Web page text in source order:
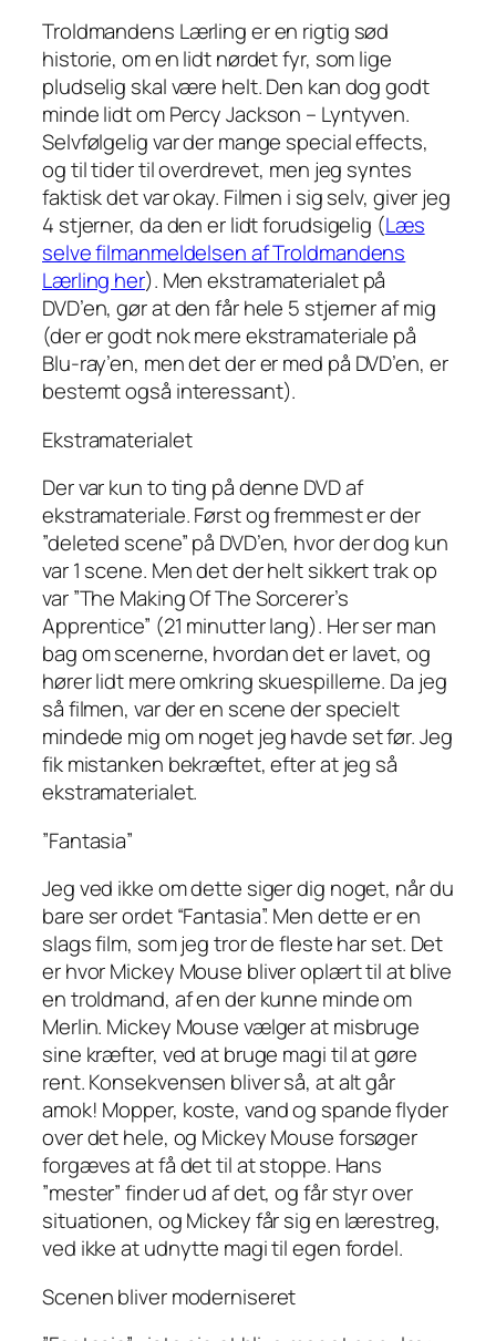
Troldmandens Lærling er en rigtig sød
historie, om en lidt nørdet fyr, som lige
pludselig skal være helt. Den kan dog godt
minde lidt om Percy Jackson – Lyntyven.
Selvfølgelig var der mange special effects,
og til tider til overdrevet, men jeg syntes
faktisk det var okay. Filmen i sig selv, giver jeg
4 stjerner, da den er lidt forudsigelig (Læs
selve filmanmeldelsen af Troldmandens
Lærling her). Men ekstramaterialet på
DVD’en, gør at den får hele 5 stjerner af mig
(der er godt nok mere ekstramateriale på
Blu-ray’en, men det der er med på DVD’en, er
bestemt også interessant).
Ekstramaterialet
Der var kun to ting på denne DVD af
ekstramateriale. Først og fremmest er der
”deleted scene” på DVD’en, hvor der dog kun
var 1 scene. Men det der helt sikkert trak op
var ”The Making Of The Sorcerer’s
Apprentice” (21 minutter lang). Her ser man
bag om scenerne, hvordan det er lavet, og
hører lidt mere omkring skuespillerne. Da jeg
så filmen, var der en scene der specielt
mindede mig om noget jeg havde set før. Jeg
fik mistanken bekræftet, efter at jeg så
ekstramaterialet.
”Fantasia”
Jeg ved ikke om dette siger dig noget, når du
bare ser ordet “Fantasia”. Men dette er en
slags film, som jeg tror de fleste har set. Det
er hvor Mickey Mouse bliver oplært til at blive
en troldmand, af en der kunne minde om
Merlin. Mickey Mouse vælger at misbruge
sine kræfter, ved at bruge magi til at gøre
rent. Konsekvensen bliver så, at alt går
amok! Mopper, koste, vand og spande flyder
over det hele, og Mickey Mouse forsøger
forgæves at få det til at stoppe. Hans
”mester” finder ud af det, og får styr over
situationen, og Mickey får sig en lærestreg,
ved ikke at udnytte magi til egen fordel.
Scenen bliver moderniseret